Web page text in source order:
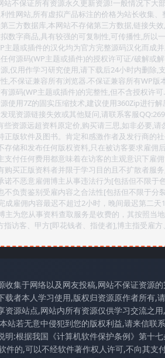
站不保证所有资源永久更新资源!一般情况下大
性网站,所有虚拟产品标注的价格为站长收集
三方数据库,本网站不存储第三方数据,链接失
数字商品,具有较强的可复制性,可传播性,所以
主题或插件的汉化均为官方完整源码汉化而成
何源码(WP主题或插件)的授权许可证/破解或
,仅用作学习研究使用,请下载后24小时内删除,
,不保证兼容所有浏览器.不保证兼容所有WP版
源码(WP主题或插件)的完整性,但不含授权许
使用7Z的固实压缩技术,建议使用360Zip进行解
现资源链接失效或其他疑问,请联系客服
资源远超资料原定价,购买请三思,如非必要,请
正版软件及图书。肯定和感激作者及发行商的
存储和发布任何版权资料,只在被访客要求雇佣
支付任何费用都意味着在访客的主观意识下雇
购买正版资料者并限于学习目的且不扩散者服
诺不恶意雇佣博主从事违法行为[包括但不限于
不负责鉴别受雇内容之合法性[包括但不限于分
成雇佣内容最迟不超过2小时，晚间最迟第二
主为您从事资料查取服务是收费的，其按照当
指访客、甲方[即花钱者、指使者],博主指受雇
收集于网络以及网友投稿,网站不保证资源
载者本人学习使用,版权归资源原作者所有,
资源站点,网站内所有资源仅供学习交流之
站若无意中侵犯到您的版权利益,请来信
明:根据我国《计算机软件保护条例》第十
件的,可以不经软件著作权人许可,不向其支